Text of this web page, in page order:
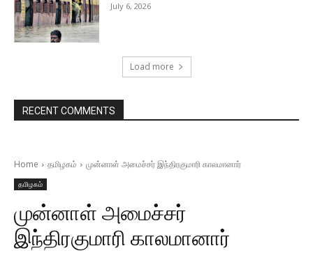
July 6, 2026
Load more
RECENT COMMENTS